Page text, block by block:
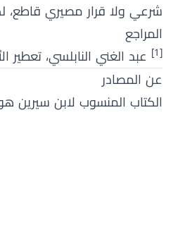
شرعي ولا قرار مصيري قاطع،
المراجع
[1]
عبد الغني النابلسي، تعطير الأنام
عن المصادر
الكتاب المنسوب لابن سيرين